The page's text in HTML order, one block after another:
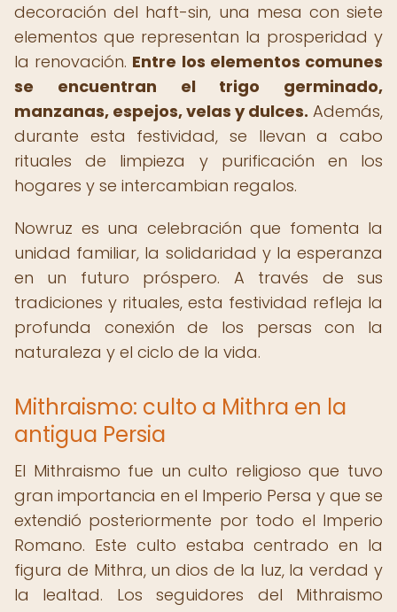
decoración del haft-sin, una mesa con siete
elementos que representan la prosperidad y
la renovación. Entre los elementos comunes
se encuentran el trigo germinado,
manzanas, espejos, velas y dulces. Además,
durante esta festividad, se llevan a cabo
rituales de limpieza y purificación en los
hogares y se intercambian regalos.
Nowruz es una celebración que fomenta la
unidad familiar, la solidaridad y la esperanza
en un futuro próspero. A través de sus
tradiciones y rituales, esta festividad refleja la
profunda conexión de los persas con la
naturaleza y el ciclo de la vida.
Mithraismo: culto a Mithra en la
antigua Persia
El Mithraismo fue un culto religioso que tuvo
gran importancia en el Imperio Persa y que se
extendió posteriormente por todo el Imperio
Romano. Este culto estaba centrado en la
figura de Mithra, un dios de la luz, la verdad y
la lealtad. Los seguidores del Mithraismo